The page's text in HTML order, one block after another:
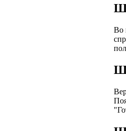
Во